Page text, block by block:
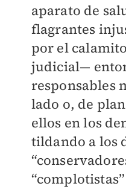
aparato de
flagrantes
por el
judicial—
responsables
lado o, de
ellos en los
tildando a los